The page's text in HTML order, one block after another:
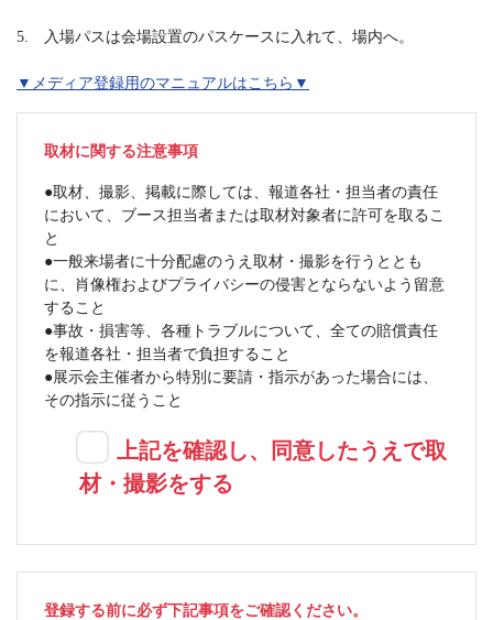
5. 入場パスは会場設置のパスケースに入れて、場内へ。
▼メディア登録用のマニュアルはこちら▼
取材に関する注意事項
●取材、撮影、掲載に際しては、報道各社・担当者の責任
において、ブース担当者または取材対象者に許可を取るこ
と
●一般来場者に十分配慮のうえ取材・撮影を行うととも
に、肖像権およびプライバシーの侵害とならないよう留意
すること
●事故・損害等、各種トラブルについて、全ての賠償責任
を報道各社・担当者で負担すること
●展示会主催者から特別に要請・指⽰があった場合には、
その指⽰に従うこと
上記を確認し、同意したうえで取
材・撮影をする
登録する前に必ず下記事項をご確認ください。